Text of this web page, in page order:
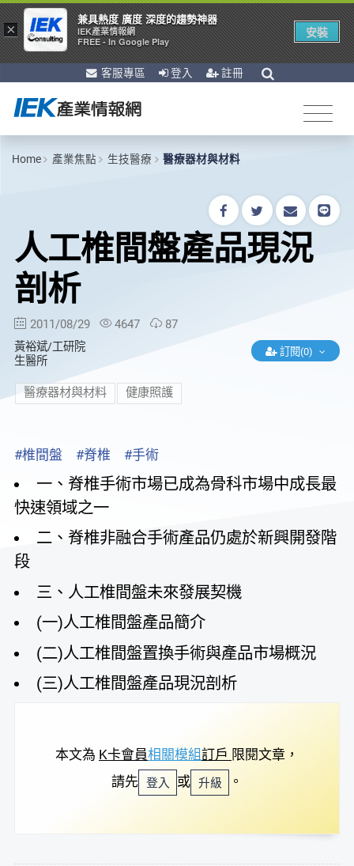
客服專區 登入 註冊
Home 產業焦點 生技醫療 醫療器材與材料
人工椎間盤產品現況
剖析
2011/08/29 4647 87
黃裕斌/工研院
生醫所
訂閱(0)
醫療器材與材料 健康照護
#椎間盤 #脊椎 #手術
一、脊椎手術市場已成為骨科市場中成長最
快速領域之一
二、脊椎非融合手術產品仍處於新興開發階
段
三、人工椎間盤未來發展契機
(一)人工椎間盤產品簡介
(二)人工椎間盤置換手術與產品市場概況
(三)人工椎間盤產品現況剖析
本文為 K卡會員相關模組訂戶 限閱文章，
請先 登入 或 升級 。
×
兼具熱度 廣度 深度的趨勢神器
IEK產業情報網
FREE - In Google Play
安裝